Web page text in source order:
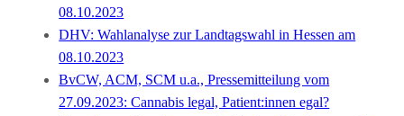
08.10.2023
DHV: Wahlanalyse zur Landtagswahl in Hessen am
08.10.2023
BvCW, ACM, SCM u.a., Pressemitteilung vom
27.09.2023: Cannabis legal, Patient:innen egal?